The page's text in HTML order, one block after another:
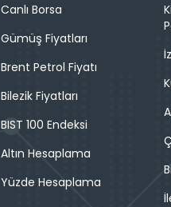
Canlı Borsa
Gümüş Fiyatları
Brent Petrol Fiyatı
Bilezik Fiyatları
BIST 100 Endeksi
Altın Hesaplama
Yüzde Hesaplama